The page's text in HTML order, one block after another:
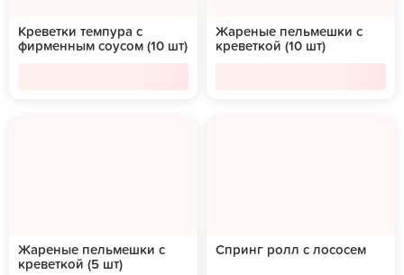
Креветки темпура с
фирменным соусом (10 шт)
Жареные пельмешки с
креветкой (10 шт)
Жареные пельмешки с
креветкой (5 шт)
Спринг ролл с лососем